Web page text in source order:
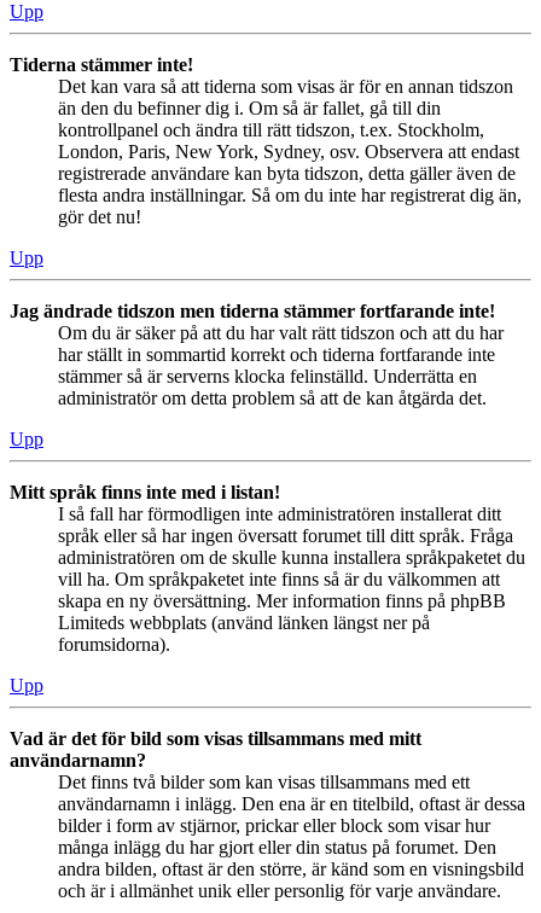
Upp
Tiderna stämmer inte!
Det kan vara så att tiderna som visas är för en annan tidszon
än den du befinner dig i. Om så är fallet, gå till din
kontrollpanel och ändra till rätt tidszon, t.ex. Stockholm,
London, Paris, New York, Sydney, osv. Observera att endast
registrerade användare kan byta tidszon, detta gäller även de
flesta andra inställningar. Så om du inte har registrerat dig än,
gör det nu!
Upp
Jag ändrade tidszon men tiderna stämmer fortfarande inte!
Om du är säker på att du har valt rätt tidszon och att du har
har ställt in sommartid korrekt och tiderna fortfarande inte
stämmer så är serverns klocka felinställd. Underrätta en
administratör om detta problem så att de kan åtgärda det.
Upp
Mitt språk finns inte med i listan!
I så fall har förmodligen inte administratören installerat ditt
språk eller så har ingen översatt forumet till ditt språk. Fråga
administratören om de skulle kunna installera språkpaketet du
vill ha. Om språkpaketet inte finns så är du välkommen att
skapa en ny översättning. Mer information finns på phpBB
Limiteds webbplats (använd länken längst ner på
forumsidorna).
Upp
Vad är det för bild som visas tillsammans med mitt
användarnamn?
Det finns två bilder som kan visas tillsammans med ett
användarnamn i inlägg. Den ena är en titelbild, oftast är dessa
bilder i form av stjärnor, prickar eller block som visar hur
många inlägg du har gjort eller din status på forumet. Den
andra bilden, oftast är den större, är känd som en visningsbild
och är i allmänhet unik eller personlig för varje användare.